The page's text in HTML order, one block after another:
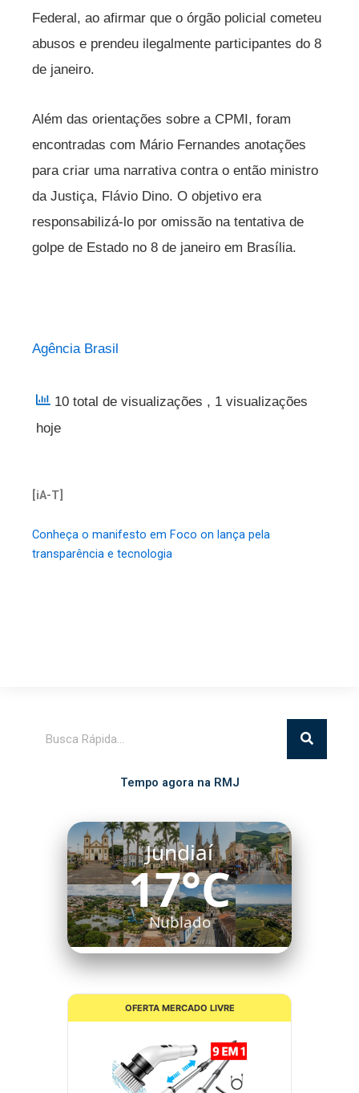
Federal, ao afirmar que o órgão policial cometeu
abusos e prendeu ilegalmente participantes do 8
de janeiro.
Além das orientações sobre a CPMI, foram
encontradas com Mário Fernandes anotações
para criar uma narrativa contra o então ministro
da Justiça, Flávio Dino. O objetivo era
responsabilizá-lo por omissão na tentativa de
golpe de Estado no 8 de janeiro em Brasília.
Agência Brasil
10 total de visualizações , 1 visualizações
hoje
[iA-T]
Conheça o manifesto em Foco on lança pela
transparência e tecnologia
Tempo agora na RMJ
Jundiaí
17°C
Nublado
OFERTA MERCADO LIVRE